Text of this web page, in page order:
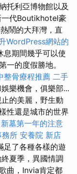
托利亞博物館以及
一代Boutikhotel豪
鬧的大拜灣，直
WordPress網站的
息期間幾乎可以使
一的度假勝地。
整骨療程推薦 二手
樂機會，俱樂部...
的美麗，野生動
性還是城市的世界
新墓第一年的注意
務所 安養院 新店
足了各種各樣的遊
夏季，異國情調
曲，Invia肯定都